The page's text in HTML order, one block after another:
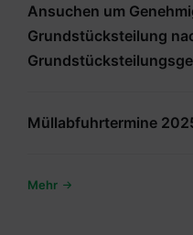
Ansuchen um
Grundstücksteilung
Müllabfuhrtermine
Mehr